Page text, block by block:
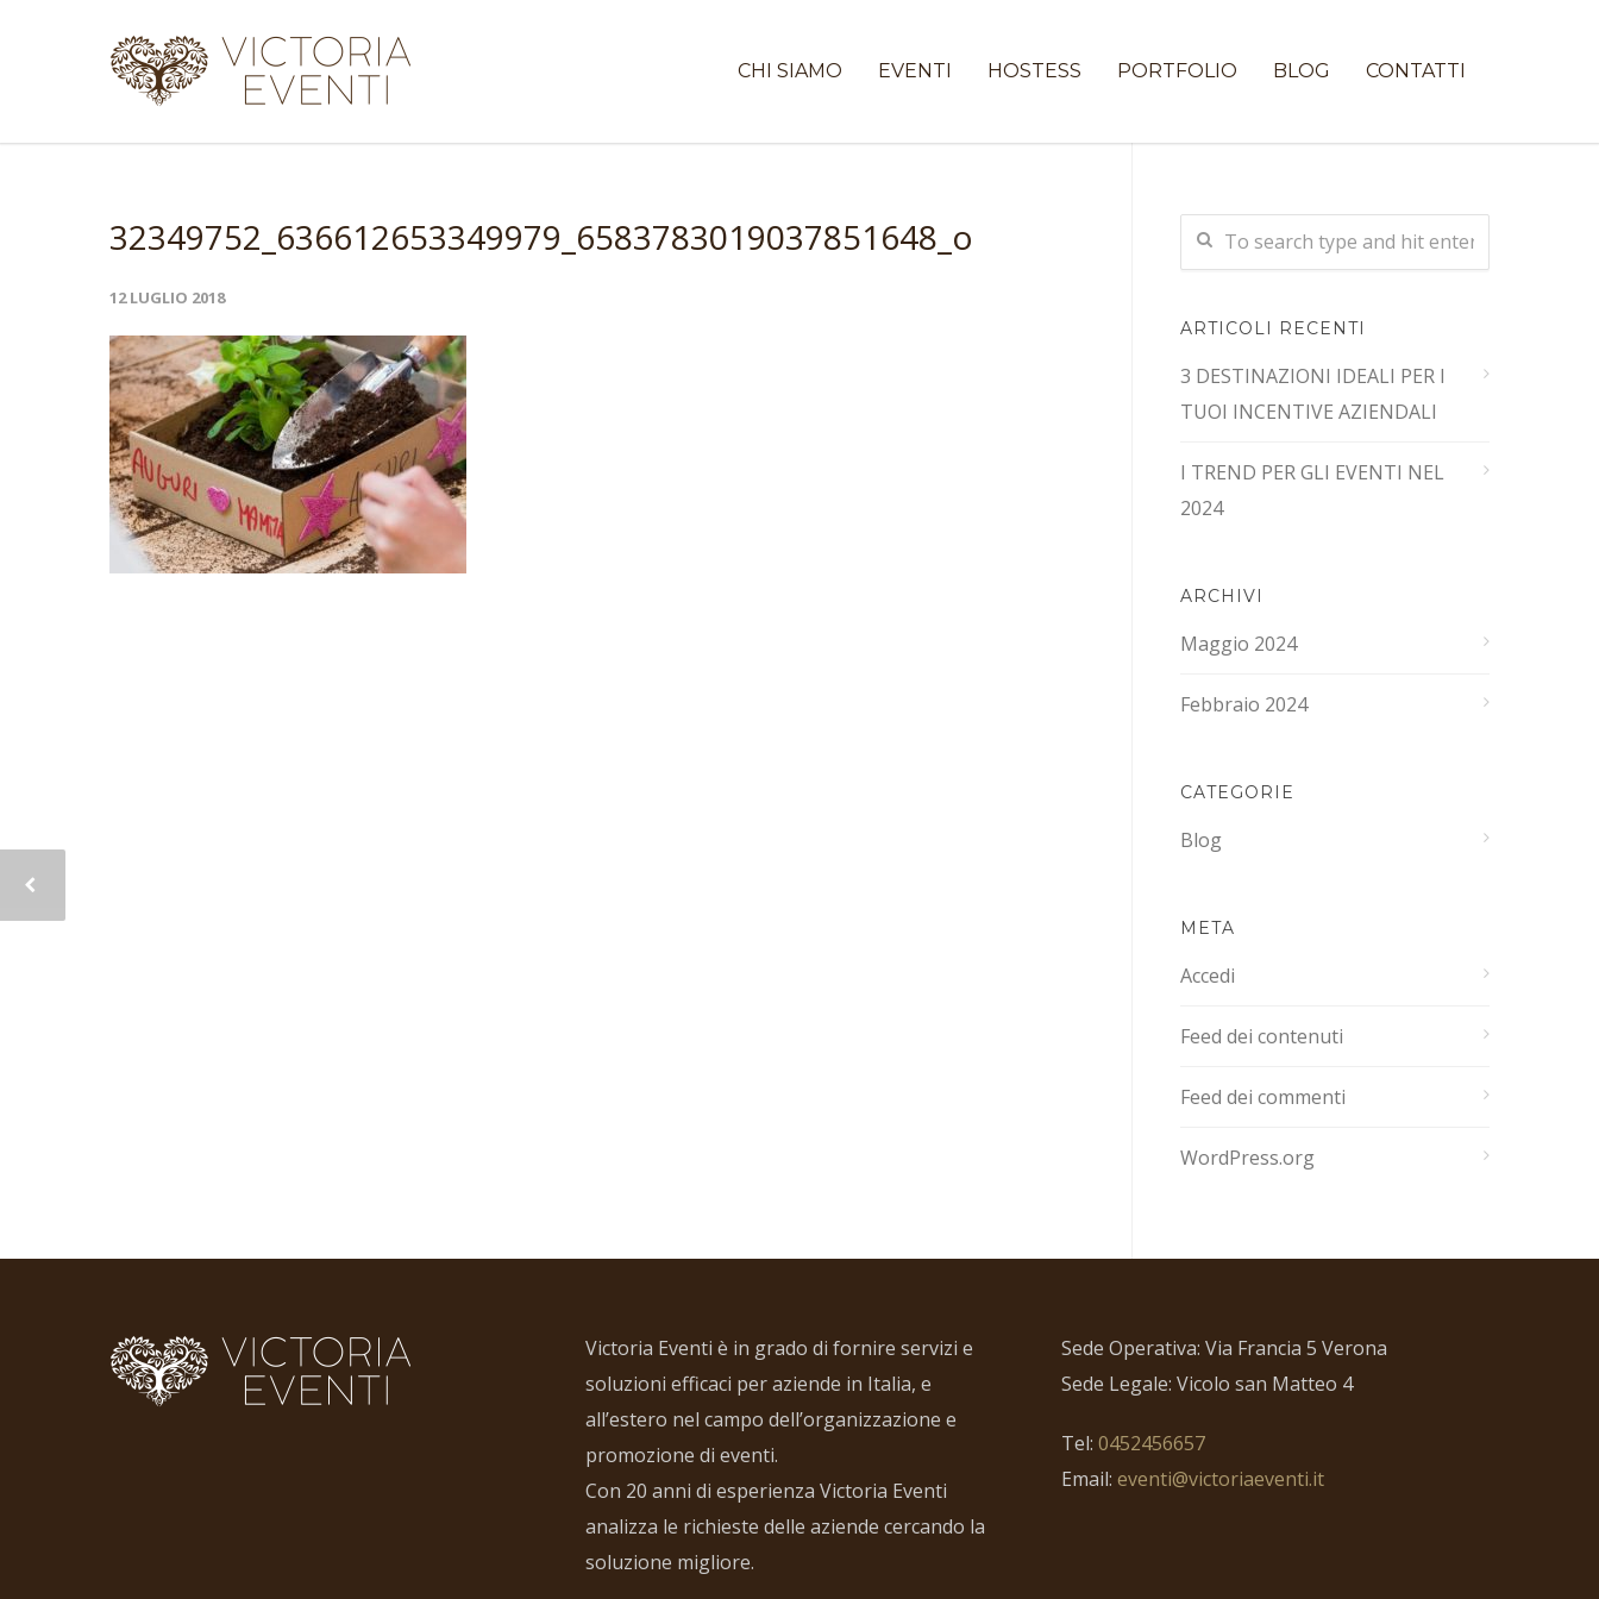
CHI SIAMO EVENTI HOSTESS PORTFOLIO BLOG CONTATTI
32349752_636612653349979_6583783019037851648_o
12 LUGLIO 2018
ARTICOLI RECENTI
3 DESTINAZIONI IDEALI PER I
TUOI INCENTIVE AZIENDALI
I TREND PER GLI EVENTI NEL
2024
ARCHIVI
Maggio 2024
Febbraio 2024
CATEGORIE
Blog
META
Accedi
Feed dei contenuti
Feed dei commenti
WordPress.org
Victoria Eventi è in grado di fornire servizi e
soluzioni efficaci per aziende in Italia, e
all’estero nel campo dell’organizzazione e
promozione di eventi.
Con 20 anni di esperienza Victoria Eventi
analizza le richieste delle aziende cercando la
soluzione migliore.
Sede Operativa: Via Francia 5 Verona
Sede Legale: Vicolo san Matteo 4
Tel: 0452456657
Email: eventi@victoriaeventi.it